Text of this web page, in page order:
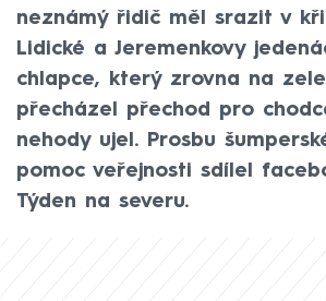
neznámý řidič měl srazit v
Lidické a Jeremenkovy
chlapce, který zrovna na
přecházel přechod pro
nehody ujel. Prosbu
pomoc veřejnosti sdílel
Týden na severu.